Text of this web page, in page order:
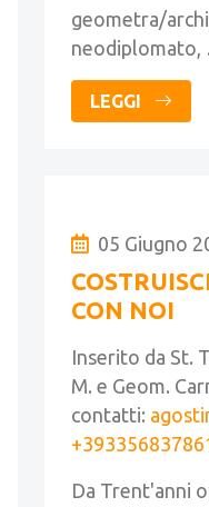
geometra/
LEGGI
05 Giugno
CON NOI
Inserito da St.
M. e Geom.
contatti:
Da Trent'anni